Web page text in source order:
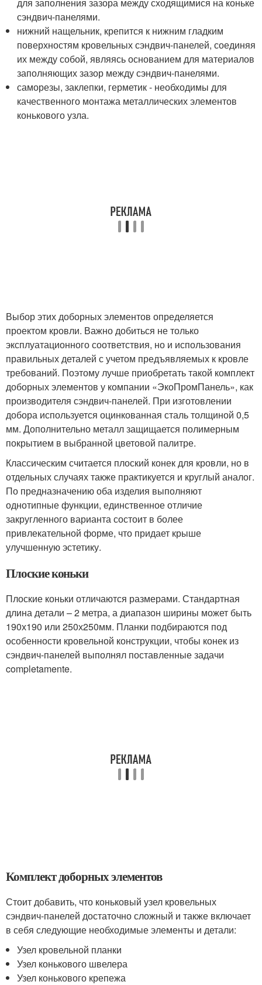
сэндвич-панелями.
нижний нащельник, крепится к нижним гладким
поверхностям кровельных сэндвич-панелей, соединяя
их между собой, являясь основанием для материалов
заполняющих зазор между сэндвич-панелями.
саморезы, заклепки, герметик - необходимы для
качественного монтажа металлических элементов
конькового узла.
Выбор этих доборных элементов определяется
проектом кровли. Важно добиться не только
эксплуатационного соответствия, но и использования
правильных деталей с учетом предъявляемых к кровле
требований. Поэтому лучше приобретать такой комплект
доборных элементов у компании «ЭкоПромПанель», как
производителя сэндвич-панелей. При изготовлении
добора используется оцинкованная сталь толщиной 0,5
мм. Дополнительно металл защищается полимерным
покрытием в выбранной цветовой палитре.
Классическим считается плоский конек для кровли, но в
отдельных случаях также практикуется и круглый аналог.
По предназначению оба изделия выполняют
однотипные функции, единственное отличие
закругленного варианта состоит в более
привлекательной форме, что придает крыше
улучшенную эстетику.
Плоские коньки
Плоские коньки отличаются размерами. Стандартная
длина детали – 2 метра, а диапазон ширины может быть
190х190 или 250х250мм. Планки подбираются под
особенности кровельной конструкции, чтобы конек из
сэндвич-панелей выполнял поставленные задачи
completamente.
Комплект доборных элементов
Стоит добавить, что коньковый узел кровельных
сэндвич-панелей достаточно сложный и также включает
в себя следующие необходимые элементы и детали:
Узел кровельной планки
Узел конькового швелера
Узел конькового крепежа